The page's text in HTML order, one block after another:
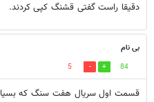
دقیقا راست گفتی قشنگ کپی کردند.
بی نام
84
5
قسمت اول سريال هفت سنگ كه بسيار